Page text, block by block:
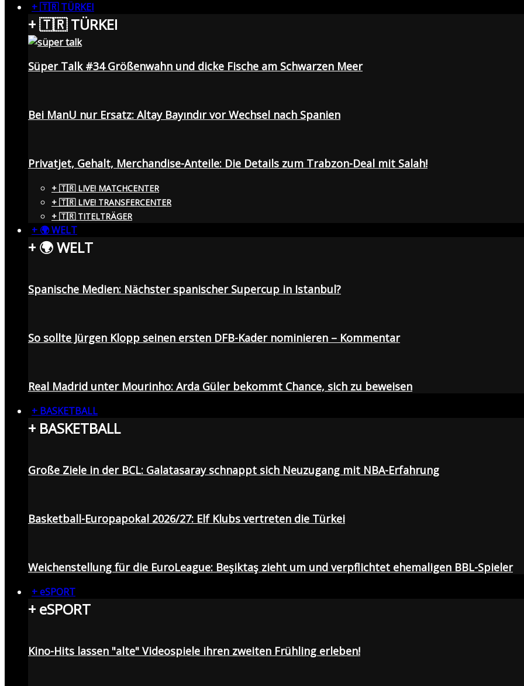
+ 🇹🇷 TÜRKEI
+ 🇹🇷 TÜRKEI
Süper Talk #34 Größenwahn und dicke Fische am Schwarzen Meer
Bei ManU nur Ersatz: Altay Bayındır vor Wechsel nach Spanien
Privatjet, Gehalt, Merchandise-Anteile: Die Details zum Trabzon-Deal mit Salah!
+ 🇹🇷 LIVE! MATCHCENTER
+ 🇹🇷 LIVE! TRANSFERCENTER
+ 🇹🇷 TITELTRÄGER
+ 🌍 WELT
+ 🌍 WELT
Spanische Medien: Nächster spanischer Supercup in Istanbul?
So sollte Jürgen Klopp seinen ersten DFB-Kader nominieren – Kommentar
Real Madrid unter Mourinho: Arda Güler bekommt Chance, sich zu beweisen
+ BASKETBALL
+ BASKETBALL
Große Ziele in der BCL: Galatasaray schnappt sich Neuzugang mit NBA-Erfahrung
Basketball-Europapokal 2026/27: Elf Klubs vertreten die Türkei
Weichenstellung für die EuroLeague: Beşiktaş zieht um und verpflichtet ehemaligen BBL-Spieler
+ eSPORT
+ eSPORT
Kino-Hits lassen "alte" Videospiele ihren zweiten Frühling erleben!